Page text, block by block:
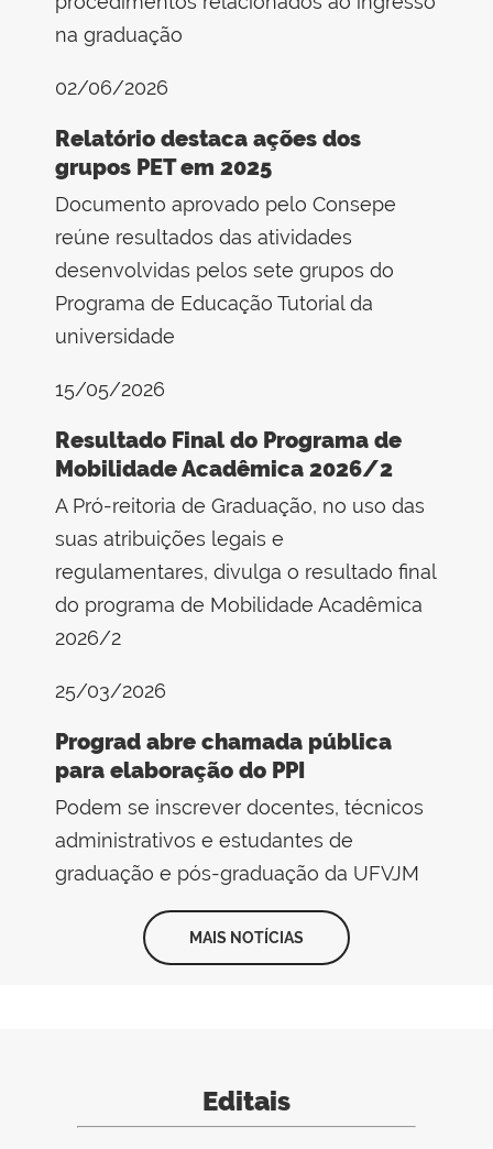
na graduação
02/06/2026
Relatório destaca ações dos
grupos PET em 2025
Documento aprovado pelo Consepe
reúne resultados das atividades
desenvolvidas pelos sete grupos do
Programa de Educação Tutorial da
universidade
15/05/2026
Resultado Final do Programa de
Mobilidade Acadêmica 2026/2
A Pró-reitoria de Graduação, no uso das
suas atribuições legais e
regulamentares, divulga o resultado final
do programa de Mobilidade Acadêmica
2026/2
25/03/2026
Prograd abre chamada pública
para elaboração do PPI
Podem se inscrever docentes, técnicos
administrativos e estudantes de
graduação e pós-graduação da UFVJM
MAIS NOTÍCIAS
Editais